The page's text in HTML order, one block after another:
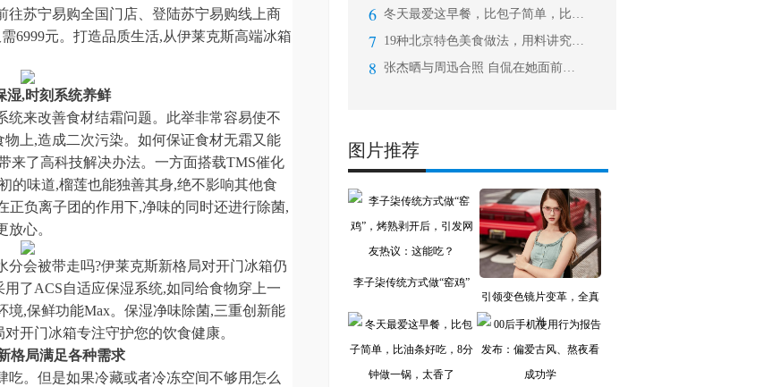
往苏宁易购全国门店、登陆苏宁易购线上商
6999元。打造品质生活,从伊莱克斯高端冰箱
湿,时刻系统养鲜
统来改善食材结霜问题。此举非常容易使不
上,造成二次污染。如何保证食材无霜又能
来了高科技解决办法。一方面搭载TMS催化
的味道,榴莲也能独善其身,绝不影响其他食
正负离子团的作用下,净味的同时还进行除菌,
心。
分会被带走吗?伊莱克斯新格局对开门冰箱仍
了ACS自适应保湿系统,如同给食物穿上一
境,保鲜功能Max。保湿净味除菌,三重创新能
开门冰箱专注守护您的饮食健康。
格局满足各种需求
吃。但是如果冷藏或者冷冻空间不够用怎么
6 冬天最爱这早餐，比包子简单，比油条好
7 19种北京特色美食做法，用料讲究、制
8 张杰晒与周迅合照 自侃在她面前演话剧
图片推荐
李子柒传统方式做“窑鸡”
引领变色镜片变革，全真
光